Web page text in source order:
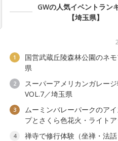
GWの人気イベントラン
【埼玉県】
1
国営武蔵丘陵森林公園のネ
県
2
スーパーアメリカンガレー
VOL.7／埼玉県
3
ムーミンバレーパークのア
プとさくら色花火・ライト
4
禅寺で修行体験（坐禅・法